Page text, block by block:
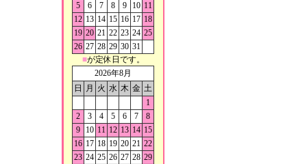
5
6 7 8 9 10 11
12 13 14 15 16 17 18
19 20 21 22 23 24 25
26 27 28 29 30 31
■が定休日です。
2026年8月
日
月 火 水 木 金 土
1
2
3 4 5 6 7
8
9
10 11 12 13 14 15
16 17 18 19 20 21 22
23 24 25 26 27 28 29